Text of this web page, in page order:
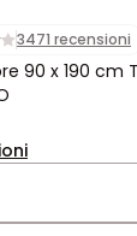
3471 recensioni
90 x 190 cm